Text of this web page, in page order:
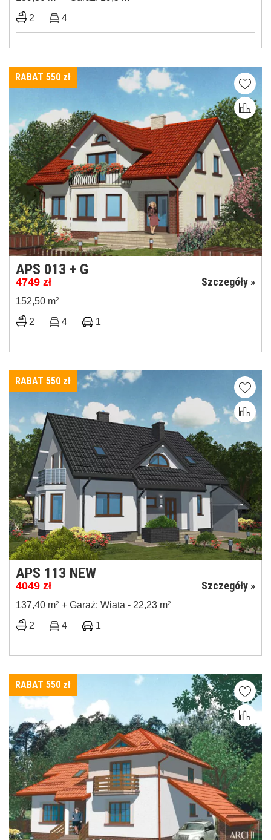
2 4
RABAT 550 zł
APS 013 + G
4749 zł Szczegóły »
152,50 m2
2 4 1
RABAT 550 zł
APS 113 NEW
4049 zł Szczegóły »
137,40 m2 + Garaż: Wiata - 22,23 m2
2 4 1
RABAT 550 zł